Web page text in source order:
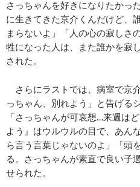
さっちゃんを好きになりたかっ
に生きてきた京介くんだけど、
まらないよ」「人の心の寂しさ
牲になった人は、また誰かを寂
された。
さらにラストでは、病室で京
っちゃん、別れよう」と告げる
「さっちゃんが可哀想…来週は
よう』はウルウルの目で、あん
ら言う言葉じゃないのよ」「頭
る。さっちゃんが素直で良い子
せられた。